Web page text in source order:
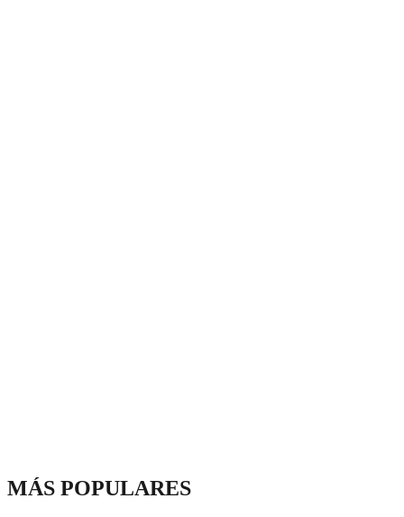
MÁS POPULARES